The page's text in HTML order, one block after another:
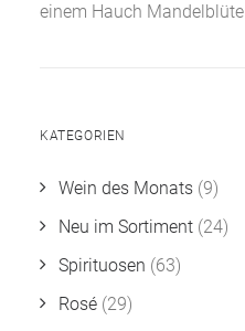
einem Hauch Mandelblüte
KATEGORIEN
Wein des Monats (9)
Neu im Sortiment (24)
Spirituosen (63)
Rosé (29)